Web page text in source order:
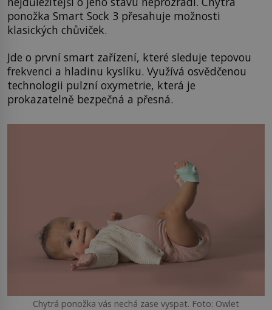
ponožka Smart Sock 3 přesahuje možnosti
klasických chůviček.
Jde o první smart zařízení, které sleduje tepovou
frekvenci a hladinu kyslíku. Využívá osvědčenou
technologii pulzní oxymetrie, která je
prokazatelně bezpečná a přesná.
Chytrá ponožka vás nechá zase vyspat. Foto: Owlet